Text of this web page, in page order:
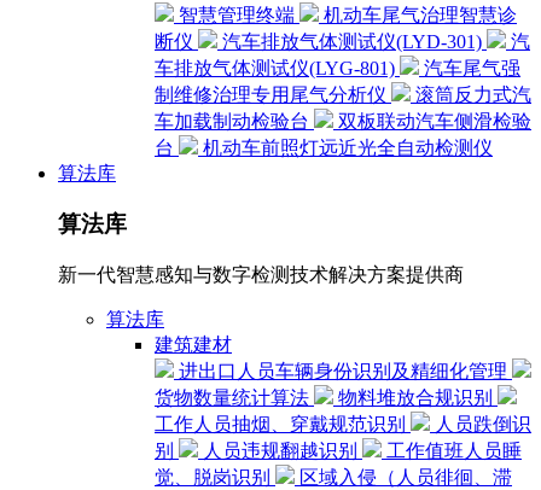
智慧管理终端
机动车尾气治理智慧诊
断仪
汽车排放气体测试仪(LYD-301)
汽
车排放气体测试仪(LYG-801)
汽车尾气强
制维修治理专用尾气分析仪
滚筒反力式汽
车加载制动检验台
双板联动汽车侧滑检验
台
机动车前照灯远近光全自动检测仪
算法库
算法库
新一代智慧感知与数字检测技术解决方案提供商
算法库
建筑建材
进出口人员车辆身份识别及精细化管理
货物数量统计算法
物料堆放合规识别
工作人员抽烟、穿戴规范识别
人员跌倒识
别
人员违规翻越识别
工作值班人员睡
觉、脱岗识别
区域入侵（人员徘徊、滞